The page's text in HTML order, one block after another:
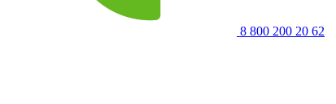
8 800 200 20 62